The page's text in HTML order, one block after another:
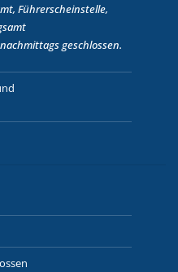
Führerscheinstelle,
nachmittags geschlossen.